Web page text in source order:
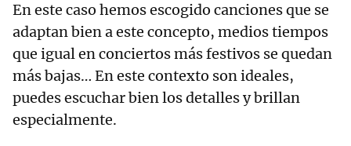
En este caso hemos escogido canciones que se
adaptan bien a este concepto, medios tiempos
que igual en conciertos más festivos se quedan
más bajas… En este contexto son ideales,
puedes escuchar bien los detalles y brillan
especialmente.